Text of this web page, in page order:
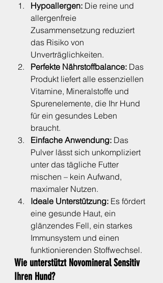
Hypoallergen: Die reine und
allergenfreie
Zusammensetzung reduziert
das Risiko von
Unverträglichkeiten.
Perfekte Nährstoffbalance: Das
Produkt liefert alle essenziellen
Vitamine, Mineralstoffe und
Spurenelemente, die Ihr Hund
für ein gesundes Leben
braucht.
Einfache Anwendung: Das
Pulver lässt sich unkompliziert
unter das tägliche Futter
mischen – kein Aufwand,
maximaler Nutzen.
Ideale Unterstützung: Es fördert
eine gesunde Haut, ein
glänzendes Fell, ein starkes
Immunsystem und einen
funktionierenden Stoffwechsel.
Wie unterstützt Novomineral Sensitiv
Ihren Hund?